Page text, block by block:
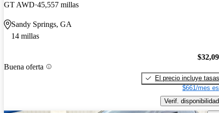
GT AWD 45,557 millas
Sandy Springs, GA
14 millas
Buena oferta
El precio incluye tasas
$661/mes
Verif. disponibilidad